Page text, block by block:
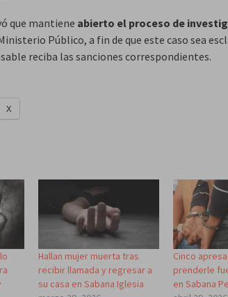
que mantiene abierto el proceso de
Público, a fin de que este caso sea
reciba las sanciones correspondientes.
X
Hallan mujer muerta tras
recibir llamada y regresar a
su casa en Sabana Iglesia
Cinco
prenderle
en Sabana